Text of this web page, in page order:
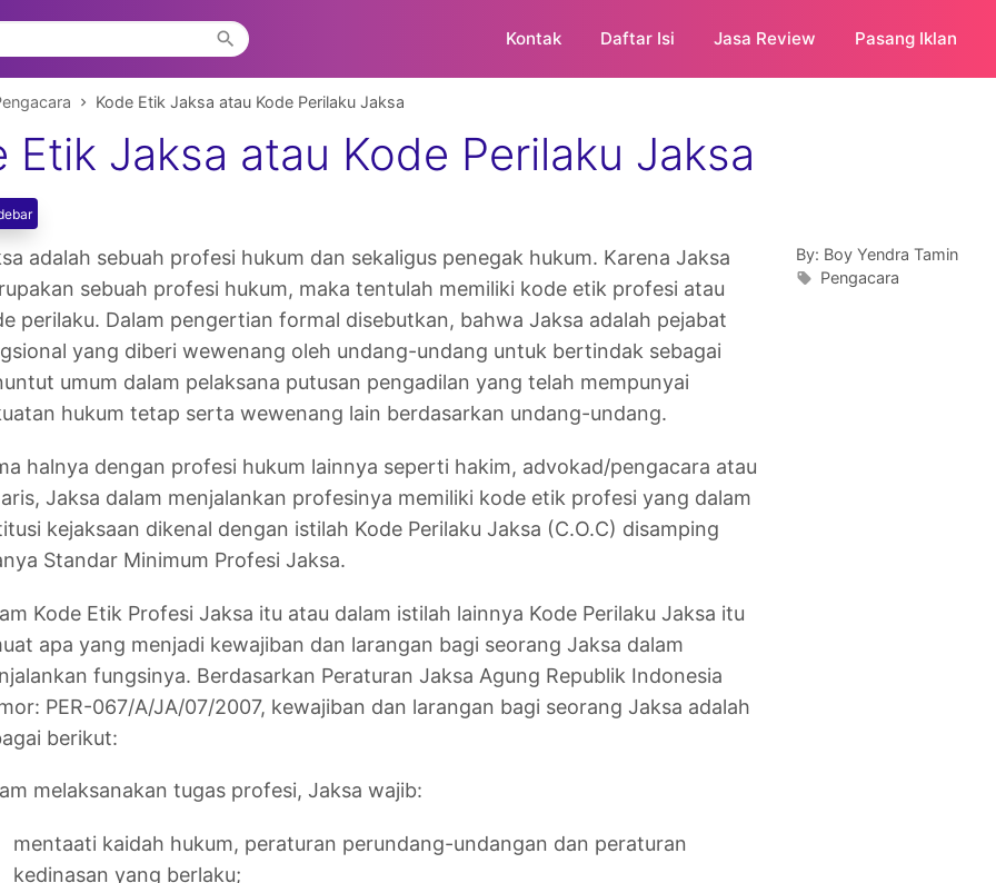
Kontak Daftar Isi Jasa Review Pasang Iklan
Kode Etik Jaksa atau Kode Perilaku Jaksa
Etik Jaksa atau Kode Perilaku Jaksa
adalah sebuah profesi hukum dan sekaligus penegak hukum. Karena Jaksa
sebuah profesi hukum, maka tentulah memiliki kode etik profesi atau
perilaku. Dalam pengertian formal disebutkan, bahwa Jaksa adalah pejabat
yang diberi wewenang oleh undang-undang untuk bertindak sebagai
umum dalam pelaksana putusan pengadilan yang telah mempunyai
hukum tetap serta wewenang lain berdasarkan undang-undang.
halnya dengan profesi hukum lainnya seperti hakim, advokad/pengacara atau
Jaksa dalam menjalankan profesinya memiliki kode etik profesi yang dalam
kejaksaan dikenal dengan istilah Kode Perilaku Jaksa (C.O.C) disamping
Standar Minimum Profesi Jaksa.
Kode Etik Profesi Jaksa itu atau dalam istilah lainnya Kode Perilaku Jaksa itu
apa yang menjadi kewajiban dan larangan bagi seorang Jaksa dalam
fungsinya. Berdasarkan Peraturan Jaksa Agung Republik Indonesia
PER-067/A/JA/07/2007, kewajiban dan larangan bagi seorang Jaksa adalah
berikut:
melaksanakan tugas profesi, Jaksa wajib:
mentaati kaidah hukum, peraturan perundang-undangan dan peraturan
kedinasan yang berlaku;
By: Boy Yendra Tamin
Pengacara